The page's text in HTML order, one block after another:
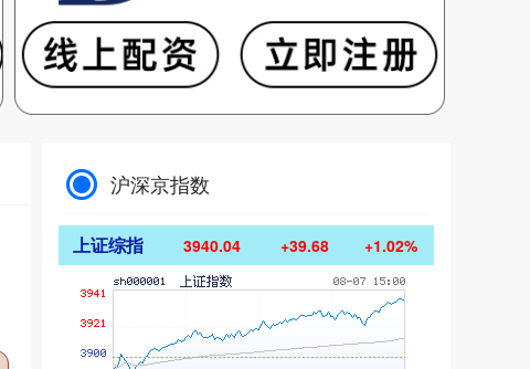
沪深京指数
上证综指 3940.04 +39.68 +1.02%